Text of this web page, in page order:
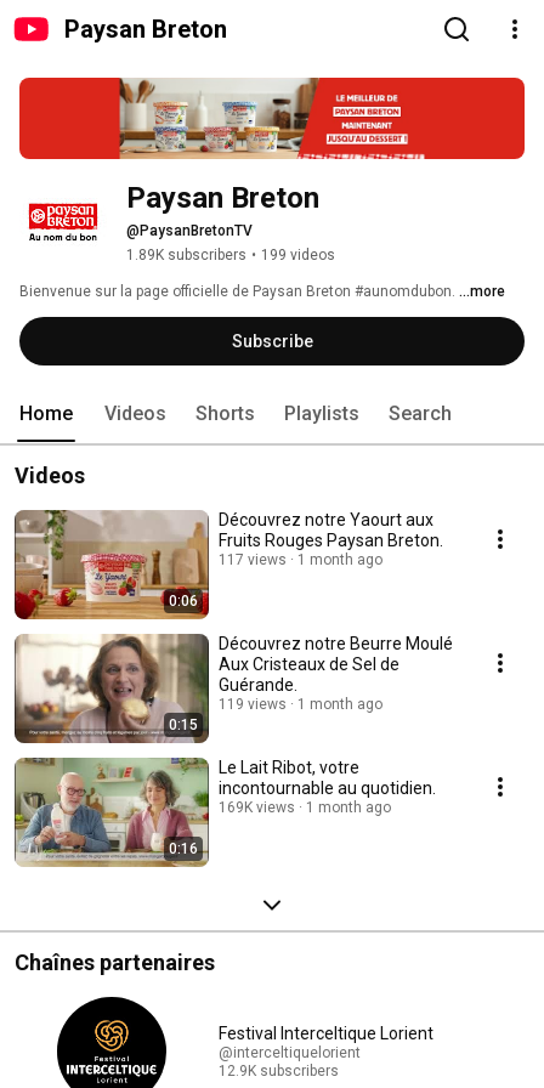
Paysan Breton
Paysan Breton
@PaysanBretonTV
1.89K subscribers • 199 videos
Bienvenue sur la page officielle de Paysan Breton #aunomdubon. ...more
Subscribe
Home Videos Shorts Playlists Search
Videos
0:06
Découvrez notre Yaourt aux
Fruits Rouges Paysan Breton.
117 views 1 month ago
0:15
Découvrez notre Beurre Moulé
Aux Cristeaux de Sel de
Guérande.
119 views 1 month ago
0:16
Le Lait Ribot, votre
incontournable au quotidien.
169K views 1 month ago
Chaînes partenaires
Festival Interceltique Lorient
@interceltiquelorient
12.9K subscribers